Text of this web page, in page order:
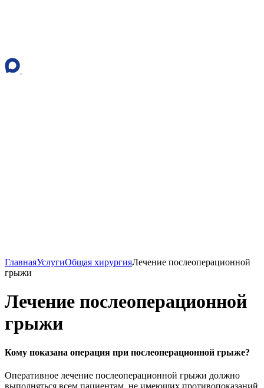
ГлавнаяУслугиОбщая хирургияЛечение послеоперационной
грыжи
Лечение послеоперационной
грыжи
Кому показана операция при послеоперационной грыже?
Оперативное лечение послеоперационной грыжи должно